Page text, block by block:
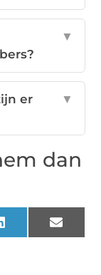
▼
er
▼
dan
LinkedIn Email